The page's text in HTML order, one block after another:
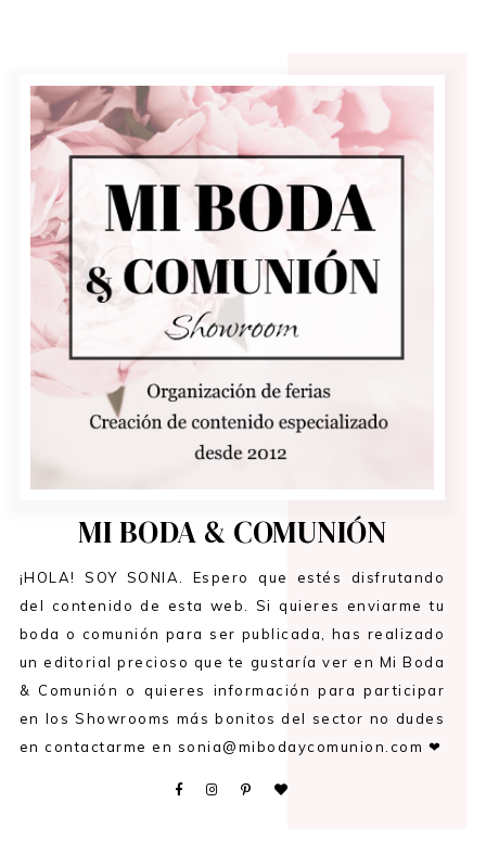
MI BODA & COMUNIÓN
¡HOLA! SOY SONIA. Espero que estés disfrutando
del contenido de esta web. Si quieres enviarme tu
boda o comunión para ser publicada, has realizado
un editorial precioso que te gustaría ver en Mi Boda
& Comunión o quieres información para participar
en los Showrooms más bonitos del sector no dudes
en contactarme en sonia@mibodaycomunion.com ❤